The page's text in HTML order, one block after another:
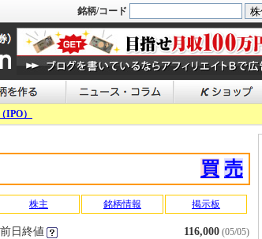
銘柄/コード
IPO）
買 売
株主 銘柄情報 掲示板
前日終値 116,000 (05/05)